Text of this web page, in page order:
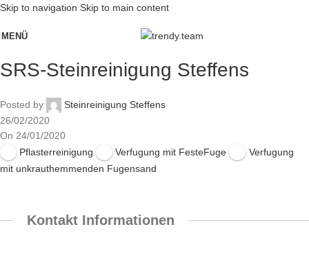
Skip to navigation Skip to main content
MENÜ
SRS-Steinreinigung Steffens
Posted by
Steinreinigung Steffens
26/02/2020
On 24/01/2020
Pflasterreinigung
Verfugung mit FesteFuge
Verfugung
mit unkrauthemmenden Fugensand
Kontakt Informationen